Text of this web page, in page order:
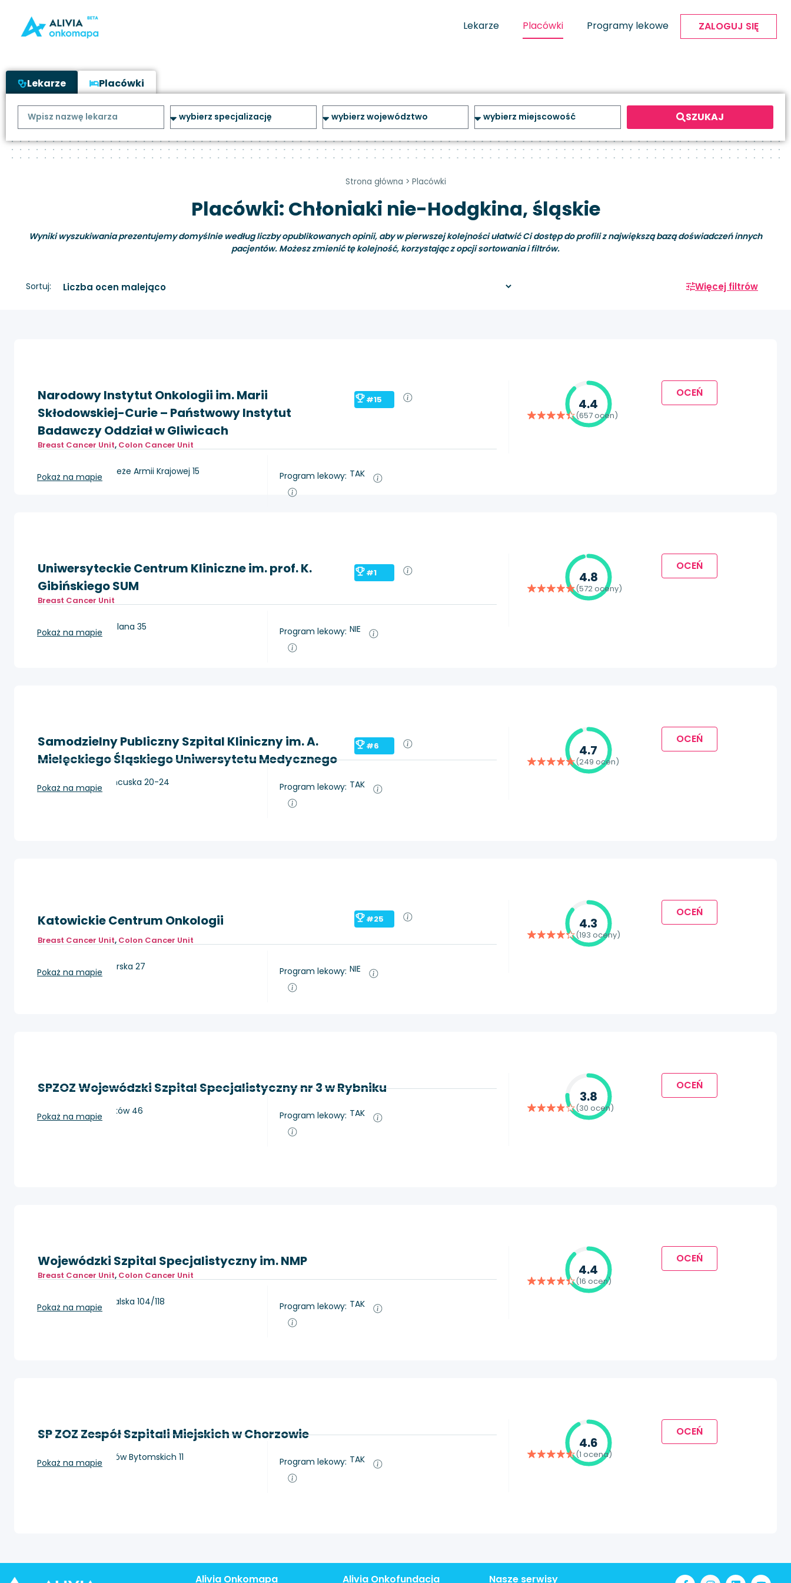
Lekarze Placówki Programy lekowe ZALOGUJ SIĘ
Lekarze Placówki
SZUKAJ
Strona główna > Placówki
Placówki: Chłoniaki nie-Hodgkina, śląskie
Wyniki wyszukiwania prezentujemy domyślnie według liczby opublikowanych opinii, aby w pierwszej kolejności ułatwić Ci dostęp do profili z największą bazą doświadczeń innych
pacjentów. Możesz zmienić tę kolejność, korzystając z opcji sortowania i filtrów.
Sortuj: Więcej filtrów
Narodowy Instytut Onkologii im. Marii
Skłodowskiej-Curie – Państwowy Instytut
Badawczy Oddział w Gliwicach
#15
Breast Cancer Unit, Colon Cancer Unit
Gliwice, ul. Wybrzeże Armii Krajowej 15
Pokaż na mapie Program lekowy: TAK
4.4
(657 ocen)
OCEŃ
Uniwersyteckie Centrum Kliniczne im. prof. K.
Gibińskiego SUM
#1
Breast Cancer Unit
Katowice, ul. Ceglana 35
Pokaż na mapie Program lekowy: NIE
4.8
(572 oceny)
OCEŃ
Samodzielny Publiczny Szpital Kliniczny im. A.
Mielęckiego Śląskiego Uniwersytetu Medycznego
#6
Katowice, ul. Francuska 20-24
Pokaż na mapie Program lekowy: TAK
4.7
(249 ocen)
OCEŃ
Katowickie Centrum Onkologii
#25
Breast Cancer Unit, Colon Cancer Unit
Katowice, Raciborska 27
Pokaż na mapie Program lekowy: NIE
4.3
(193 oceny)
OCEŃ
SPZOZ Wojewódzki Szpital Specjalistyczny nr 3 w Rybniku
Rybnik, Energetyków 46
Pokaż na mapie Program lekowy: TAK
3.8
(30 ocen)
OCEŃ
Wojewódzki Szpital Specjalistyczny im. NMP
Breast Cancer Unit, Colon Cancer Unit
Częstochowa, Bialska 104/118
Pokaż na mapie Program lekowy: TAK
4.4
(16 ocen)
OCEŃ
SP ZOZ Zespół Szpitali Miejskich w Chorzowie
Chorzów, Strzelców Bytomskich 11
Pokaż na mapie Program lekowy: TAK
4.6
(1 ocena)
OCEŃ
Alivia Onkomapa Alivia Onkofundacja Nasze serwisy